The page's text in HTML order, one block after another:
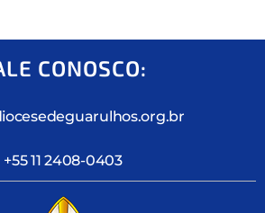
CONOSCO:
+55 11 2408-0403